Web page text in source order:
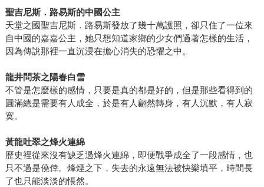
聖吉尼斯．路易斯的中國公主
天堂之國聖吉尼斯．路易斯發放了幾十萬護照，卻只住了一位來
自中國的嘉嘉公主，她只想知道家鄉的少女們過著怎樣的生活，
因為傳說那裡一直沉浸在擔心消失的恐懼之中。
龍井問茶之陽春白雪
不管是怎麼樣的感情，只要是真的都是好的，但是那些看得到的
圓滿總是需要有人成全，於是有人翩然轉身，有人沉默，有人寂
寞。
黃龍吐翠之烽火連綿
歷史裡從來沒有缺乏過烽火連綿，即便戰爭成全了一段感情，也
只不過是僥倖。烽煙之下，失去的永遠無法被快樂填平，時間長
了也只能淡淡的悵然。